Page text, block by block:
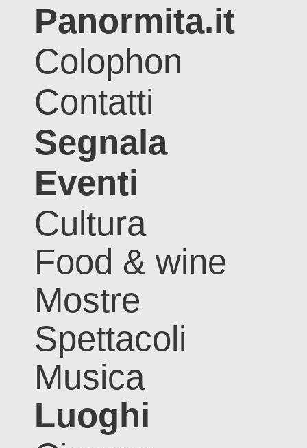
Panormita.it
Colophon
Contatti
Segnala
Eventi
Cultura
Food & wine
Mostre
Spettacoli
Musica
Luoghi